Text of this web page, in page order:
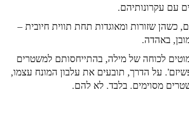
עם עקרונותיהם.
כשהן שזורות ומאוגדות תחת תווית חיובית –
באהדה.
לכוחה של מילה, בהתייחסותם למשטרים
על הדרך, תובעים את עלבון המונח עצמו,
מסוימים. בלבד. לא להם.